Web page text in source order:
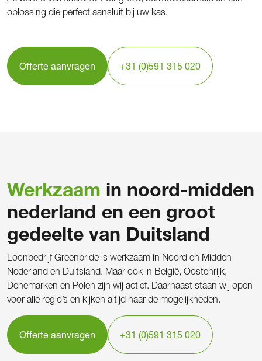
oplossing die perfect aansluit bij uw kas.
Offerte aanvragen +31 (0)591 315 020
Werkzaam in noord-midden
nederland en een groot
gedeelte van Duitsland
Loonbedrijf Greenpride is werkzaam in Noord en Midden
Nederland en Duitsland. Maar ook in België, Oostenrijk,
Denemarken en Polen zijn wij actief. Daarnaast staan wij open
voor alle regio’s en kijken altijd naar de mogelijkheden.
Offerte aanvragen +31 (0)591 315 020